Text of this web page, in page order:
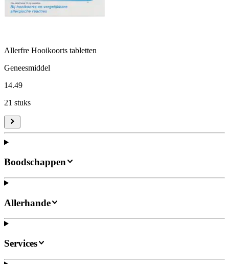
Allerfre Hooikoorts tabletten
Geneesmiddel
14.49
21 stuks
Boodschappen
Allerhande
Services